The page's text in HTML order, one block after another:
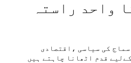
واحد راستہ
كی سياسی ،اقتصادی
قدم اٹھانا چاہتے ہیں